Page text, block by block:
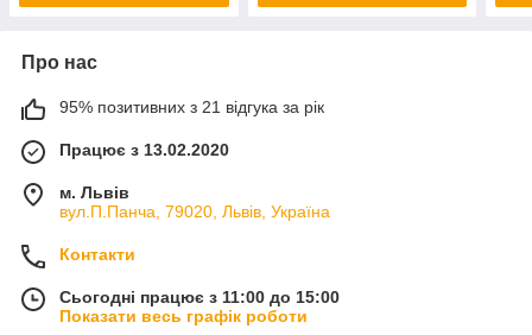
Про нас
95% позитивних з 21 відгука за рік
Працює з 13.02.2020
м. Львів
вул.П.Панча, 79020, Львів, Україна
Контакти
Сьогодні працює з 11:00 до 15:00
Показати весь графік роботи